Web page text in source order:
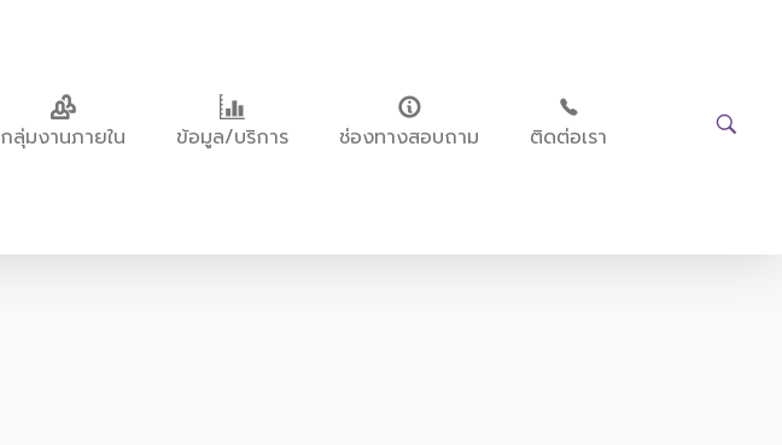
กลุ่มงานภายใน ข้อมูล/บริการ ช่องทางสอบถาม ติดต่อเรา